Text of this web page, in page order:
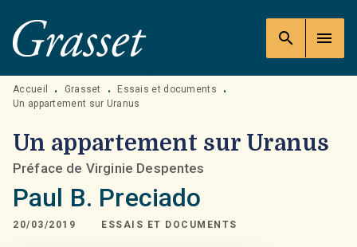
MENU RECHERCHE
PIED DE PAGE
search menu
Accueil • Grasset • Essais et documents
•
Un appartement sur Uranus
Un appartement sur Uranus
Préface de Virginie Despentes
Paul B. Preciado
20/03/2019 ESSAIS ET DOCUMENTS